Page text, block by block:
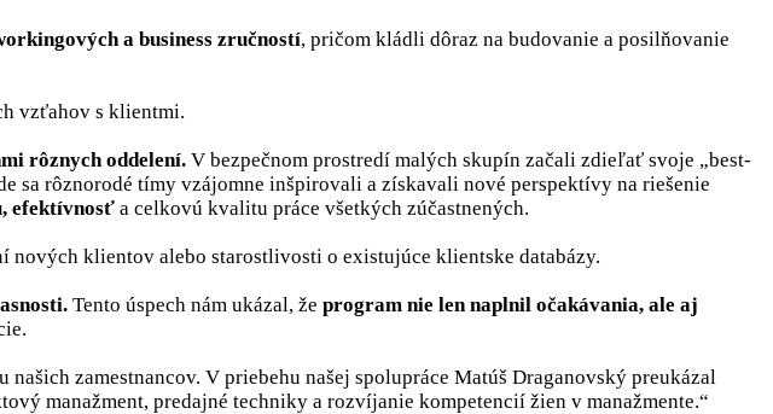
a business zručností, pričom kládli dôraz na budovanie a posilňovanie
vzťahov s klientmi.
rôznych oddelení. V bezpečnom prostredí malých skupín začali zdieľať svoje „best-
sa rôznorodé tímy vzájomne inšpirovali a získavali nové perspektívy na riešenie
efektívnosť a celkovú kvalitu práce všetkých zúčastnených.
klientov alebo starostlivosti o existujúce klientske databázy.
Tento úspech nám ukázal, že program nie len naplnil očakávania, ale aj
zamestnancov. V priebehu našej spolupráce Matúš Draganovský preukázal
manažment, predajné techniky a rozvíjanie kompetencií žien v manažmente.“